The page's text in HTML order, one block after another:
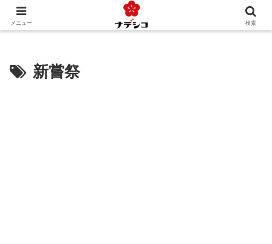
年中行事（季節） 年中行事（人生） おくりもの
新嘗祭
メニュー 検索